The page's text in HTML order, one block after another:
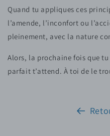
Quand tu appliques ces
l’amende, l’inconfort ou
pleinement, avec la nature
Alors, la prochaine fois que
parfait t’attend. À toi de le